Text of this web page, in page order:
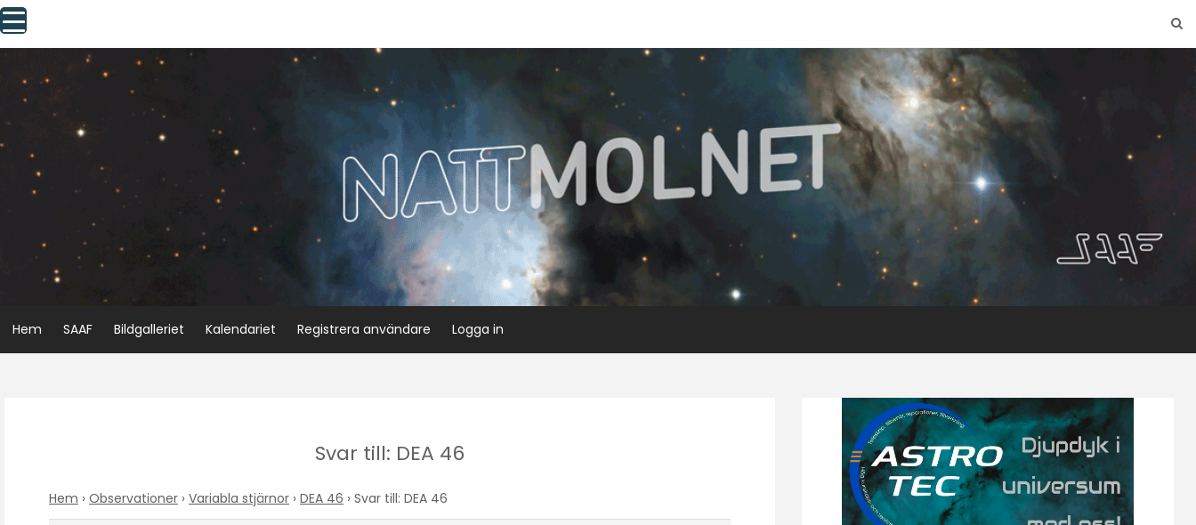
Skip
to
content
Hem SAAF Bildgalleriet Kalendariet Registrera användare Logga in
Svar till: DEA 46
Hem › Observationer › Variabla stjärnor › DEA 46 › Svar till: DEA 46